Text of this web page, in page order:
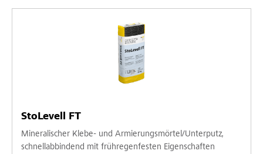
StoLevell FT
Mineralischer Klebe- und Armierungsmörtel/Unterputz,
schnellabbindend mit frühregenfesten Eigenschaften